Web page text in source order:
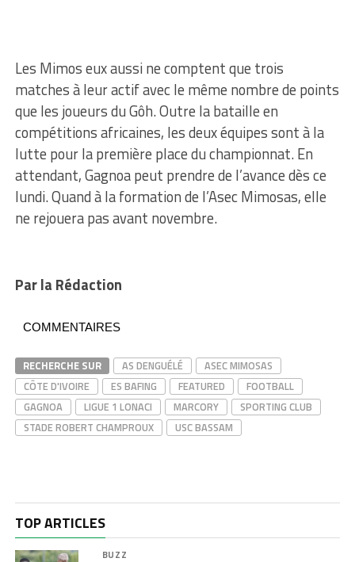
Les Mimos eux aussi ne comptent que trois
matches à leur actif avec le même nombre de points
que les joueurs du Gôh. Outre la bataille en
compétitions africaines, les deux équipes sont à la
lutte pour la première place du championnat. En
attendant, Gagnoa peut prendre de l’avance dès ce
lundi. Quand à la formation de l’Asec Mimosas, elle
ne rejouera pas avant novembre.
Par la Rédaction
COMMENTAIRES
RECHERCHE SUR AS DENGUÉLÉ
ASEC MIMOSAS
CÔTE D'IVOIRE
ES BAFING FEATURED
FOOTBALL
GAGNOA
LIGUE 1 LONACI MARCORY
SPORTING CLUB
STADE ROBERT CHAMPROUX
USC BASSAM
TOP ARTICLES
BUZZ